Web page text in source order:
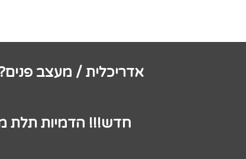
אדריכלית / מעצב
חדש!!! הדמיות תלת